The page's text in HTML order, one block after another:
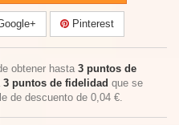
Pinterest
obtener hasta 3 puntos de
3 puntos de fidelidad que se
de descuento de 0,04 €.